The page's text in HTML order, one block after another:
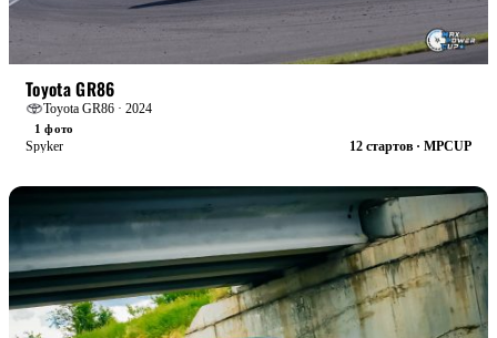
Toyota GR86
Toyota GR86 · 2024
1 фото
Spyker
12 стартов · MPCUP